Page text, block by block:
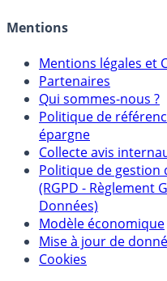
Crédit immobilier
Mentions
Mentions légales et
Partenaires
Qui sommes-nous ?
Politique de
épargne
Collecte avis
Politique de gestion
(RGPD - Règlement
Données)
Modèle économique